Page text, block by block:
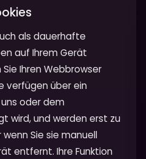
als dauerhafte
auf Ihrem Gerät
Ihren Webbrowser
verfügen über ein
oder dem
wird, und werden erst zu
Sie sie manuell
entfernt. Ihre Funktion